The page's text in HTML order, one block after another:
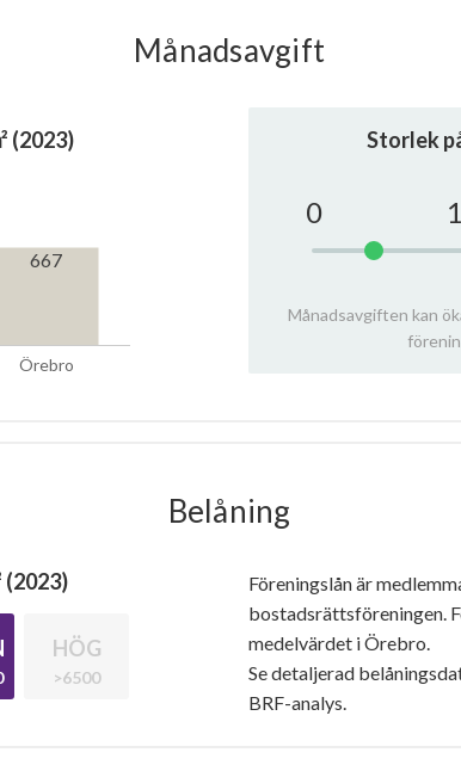
Månadsavgift
(2023)
Örebro
667
Storlek
0
Månadsavgiften kan
Belåning
(2023)
HÖG
>6500
Föreningslån är
bostadsrättsföreningen.
medelvärdet i Örebro.
Se detaljerad
BRF-analys.